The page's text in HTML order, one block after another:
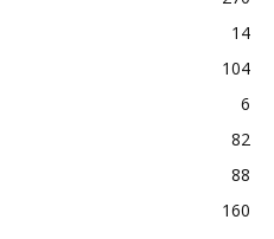
14
104
6
82
88
160